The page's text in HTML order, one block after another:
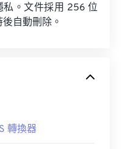
私。文件採用 256 位
自動刪除。
轉換器